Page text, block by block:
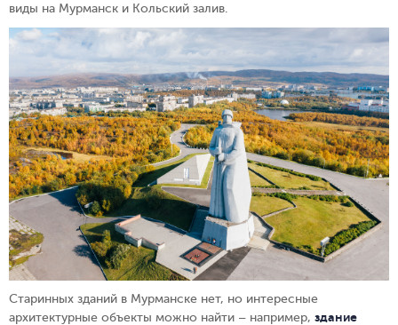
виды на Мурманск и Кольский залив.
Старинных зданий в Мурманске нет, но интересные
архитектурные объекты можно найти – например, здание